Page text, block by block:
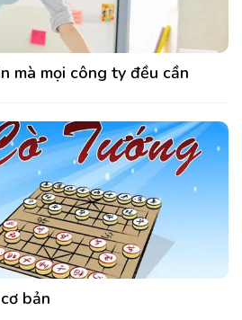
mà mọi công ty đều cần
bản